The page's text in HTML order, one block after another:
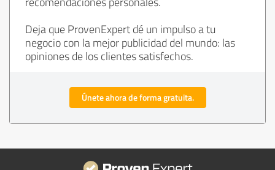
Deja que ProvenExpert dé un impulso a tu
negocio con la mejor publicidad del mundo: las
opiniones de los clientes satisfechos.
Únete ahora de forma gratuita.